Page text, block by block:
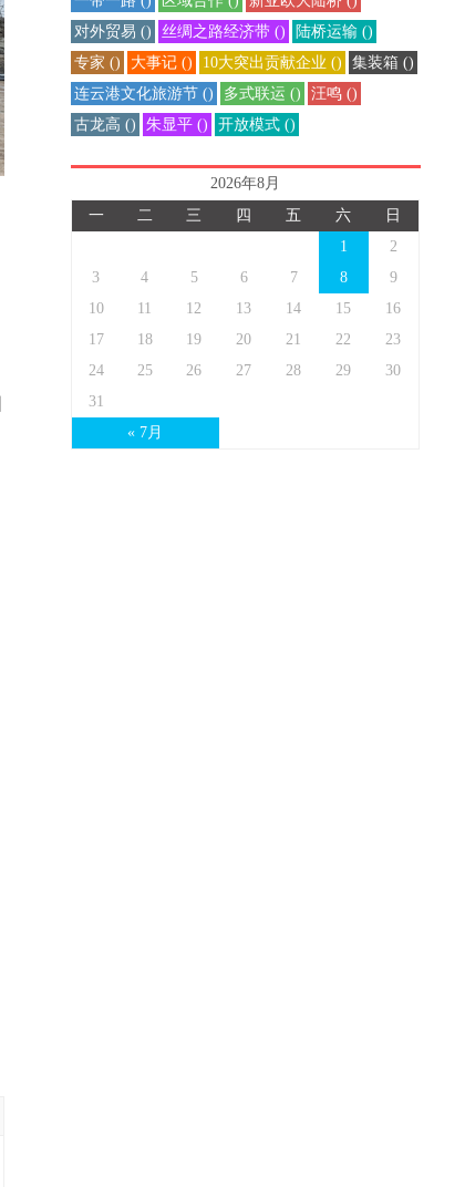
对外贸易 ()
丝绸之路经济带 ()
陆桥运输 ()
专家 ()
大事记 () 10大突出贡献企业 ()
集装箱 ()
连云港文化旅游节 ()
多式联运 ()
汪鸣 ()
古龙高 ()
朱显平 () 开放模式 ()
2026年8月
一
二 三 四 五 六 日
« 7月
1
2
3
4 5 6 7 8
9
10
11 12 13 14 15
16
17
18 19 20 21 22
23
24
25 26 27 28 29
30
31